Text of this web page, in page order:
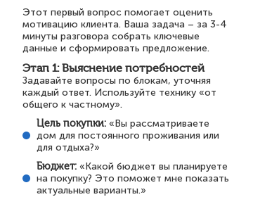
Этот первый вопрос помогает оценить
мотивацию клиента. Ваша задача – за 3-4
минуты разговора собрать ключевые
данные и сформировать предложение.
Этап 1: Выяснение потребностей
Задавайте вопросы по блокам, уточняя
каждый ответ. Используйте технику «от
общего к частному».
Цель покупки: «Вы рассматриваете
дом для постоянного проживания или
для отдыха?»
Бюджет: «Какой бюджет вы планируете
на покупку? Это поможет мне показать
актуальные варианты.»